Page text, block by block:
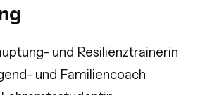
und Resilienztrainerin
und Familiencoach